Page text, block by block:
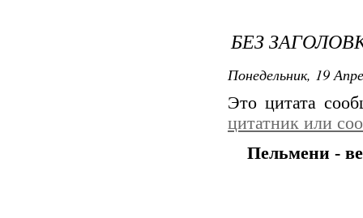
БЕЗ
Понедельник, 19
Это цитата
цитатник или
Пельмени -